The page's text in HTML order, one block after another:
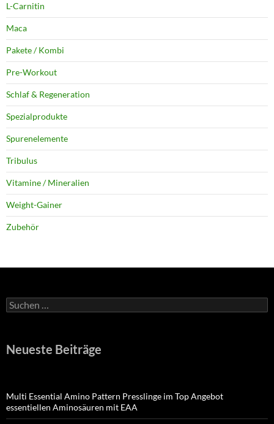
L-Carnitin
Maca
Pakete / Kombi
Pre-Workout
Schlaf & Regeneration
Spezialprodukte
Spurenelemente
Tribulus
Vitamine / Mineralien
Weight-Gainer
Zubehör
Suchen
nach:
Neueste Beiträge
Multi Essential Amino Pattern Presslinge im Top Angebot
essentiellen Aminosäuren mit EAA